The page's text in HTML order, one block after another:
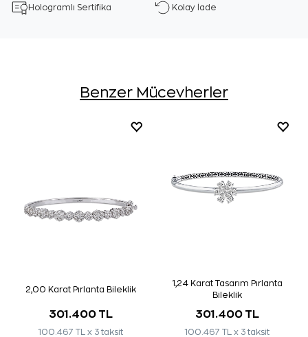
Hologramlı Sertifika Kolay İade
Benzer Mücevherler
2,00 Karat Pırlanta Bileklik
301.400 TL
100.467 TL x 3 taksit
1,24 Karat Tasarım Pırlanta
Bileklik
301.400 TL
100.467 TL x 3 taksit